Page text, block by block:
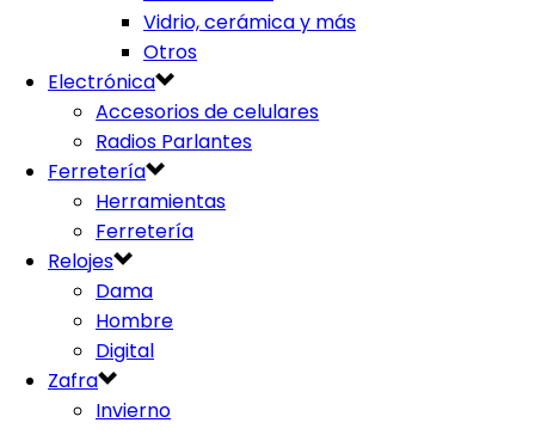
Vidrio, cerámica y más
Otros
Electrónica
Accesorios de celulares
Radios Parlantes
Ferretería
Herramientas
Ferretería
Relojes
Dama
Hombre
Digital
Zafra
Invierno